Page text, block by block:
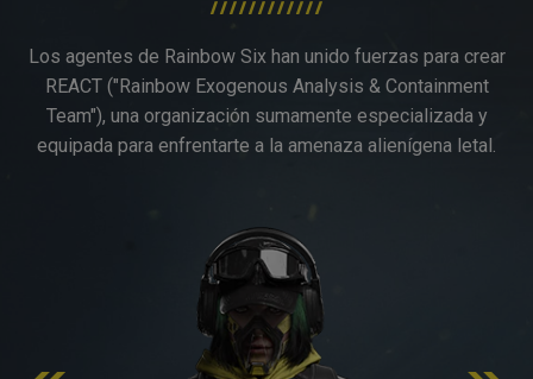
Los agentes de Rainbow Six han unido fuerzas para crear
REACT ("Rainbow Exogenous Analysis & Containment
Team"), una organización sumamente especializada y
equipada para enfrentarte a la amenaza alienígena letal.